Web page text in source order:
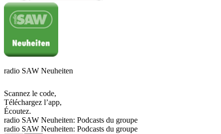
radio SAW Neuheiten
Scannez le code,
Téléchargez l’app,
Écoutez.
radio SAW Neuheiten: Podcasts du groupe
radio SAW Neuheiten: Podcasts du groupe